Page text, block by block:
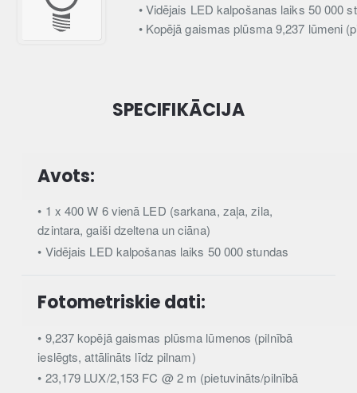
• Vidējais LED kalpošanas laiks 50 000
• Kopējā gaismas plūsma 9,237 lūmeni
SPECIFIKĀCIJA
Avots:
• 1 x 400 W 6 vienā LED (sarkana, zaļa, zila,
dzintara, gaiši dzeltena un ciāna)
• Vidējais LED kalpošanas laiks 50 000 stundas
Fotometriskie dati:
• 9,237 kopējā gaismas plūsma lūmenos (pilnībā
ieslēgts, attālināts līdz pilnam)
• 23,179 LUX/2,153 FC @ 2 m (pietuvināts/pilnībā